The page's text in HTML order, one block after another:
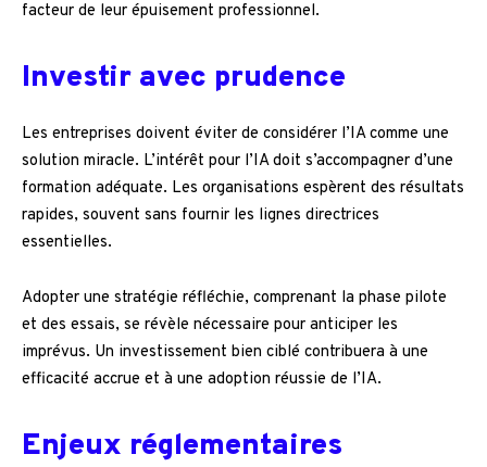
facteur de leur épuisement professionnel.
Investir avec prudence
Les entreprises doivent éviter de considérer l’IA comme une
solution miracle. L’intérêt pour l’IA doit s’accompagner d’une
formation adéquate. Les organisations espèrent des résultats
rapides, souvent sans fournir les lignes directrices
essentielles.
Adopter une stratégie réfléchie, comprenant la phase pilote
et des essais, se révèle nécessaire pour anticiper les
imprévus. Un investissement bien ciblé contribuera à une
efficacité accrue et à une adoption réussie de l’IA.
Enjeux réglementaires